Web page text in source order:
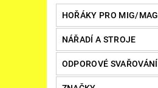
HOŘÁKY PRO MIG/MAG
NÁŘADÍ A STROJE
ODPOROVÉ SVAŘOVÁNÍ